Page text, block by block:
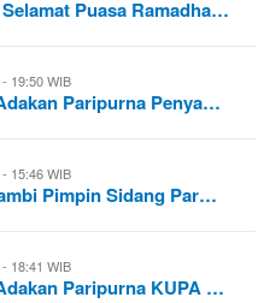
Puasa Ramadha…
19:50 WIB
Paripurna Penya…
15:46 WIB
Pimpin Sidang Par…
18:41 WIB
Paripurna KUPA …